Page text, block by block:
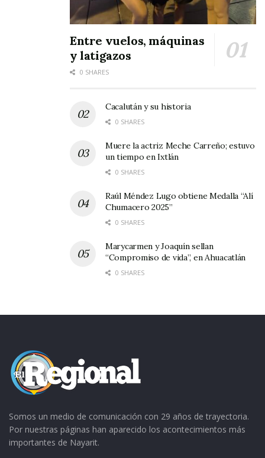
Entre vuelos, máquinas
y latigazos
0 SHARES
Cacalután y su historia
0 SHARES
Muere la actriz Meche Carreño; estuvo
un tiempo en Ixtlán
0 SHARES
Raúl Méndez Lugo obtiene Medalla “Alí
Chumacero 2025”
0 SHARES
Marycarmen y Joaquín sellan
“Compromiso de vida”, en Ahuacatlán
0 SHARES
Somos un medio de comunicación con 29 años de trayectoria.
Por nuestras páginas han aparecido los acontecimientos más
importantes de Nayarit.